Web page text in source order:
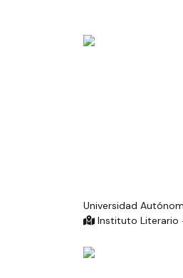
Universidad
Instituto Literario